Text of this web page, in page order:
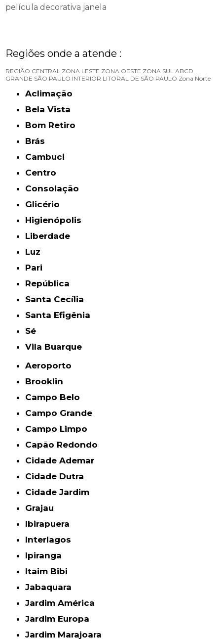
película decorativa janela
Regiões onde a atende :
REGIÃO CENTRAL ZONA LESTE ZONA OESTE ZONA SUL ABCD
GRANDE SÃO PAULO INTERIOR LITORAL DE SÃO PAULO Zona Norte
Aclimação
Bela Vista
Bom Retiro
Brás
Cambuci
Centro
Consolação
Glicério
Higienópolis
Liberdade
Luz
Pari
República
Santa Cecília
Santa Efigênia
Sé
Vila Buarque
Aeroporto
Brooklin
Campo Belo
Campo Grande
Campo Limpo
Capão Redondo
Cidade Ademar
Cidade Dutra
Cidade Jardim
Grajau
Ibirapuera
Interlagos
Ipiranga
Itaim Bibi
Jabaquara
Jardim América
Jardim Europa
Jardim Marajoara